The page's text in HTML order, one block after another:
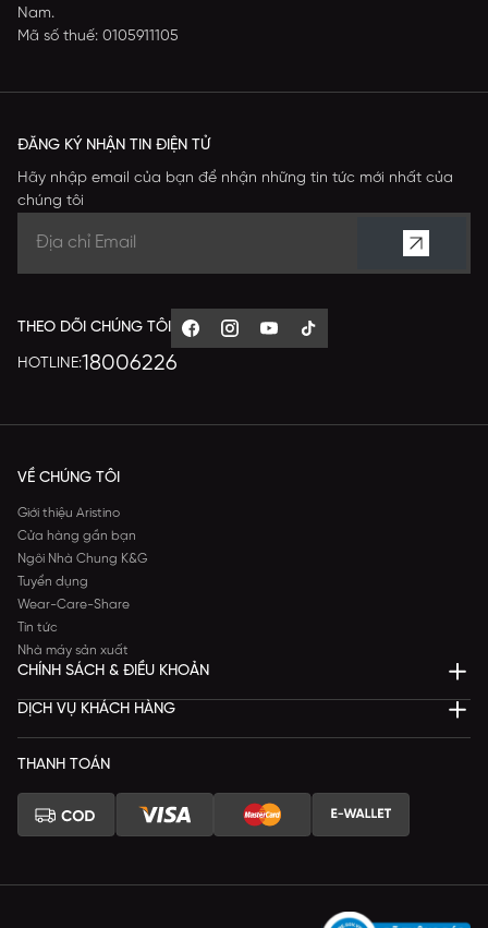
Nam.
Mã số thuế: 0105911105
ĐĂNG KÝ NHẬN TIN ĐIỆN TỬ
Hãy nhập email của bạn để nhận những tin tức mới nhất của
chúng tôi
THEO DÕI CHÚNG TÔI
HOTLINE:18006226
VỀ CHÚNG TÔI
Giới thiệu Aristino
Cửa hàng gần bạn
Ngôi Nhà Chung K&G
Tuyển dụng
Wear-Care-Share
Tin tức
Nhà máy sản xuất
CHÍNH SÁCH & ĐIỀU KHOẢN
DỊCH VỤ KHÁCH HÀNG
THANH TOÁN